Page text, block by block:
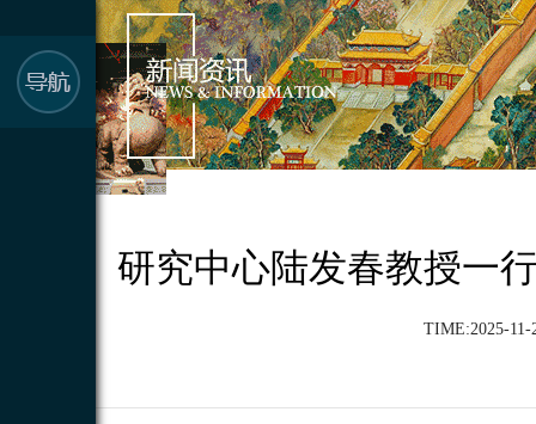
研究中心陆发春教授一
TIME:2025-11-